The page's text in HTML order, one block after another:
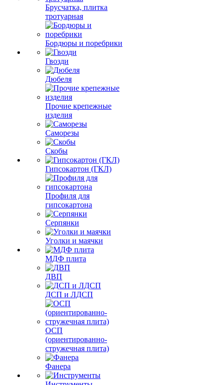
Брусчатка, плитка
тротуарная
Бордюры и поребрики
Гвозди
Дюбеля
Прочие крепежные
изделия
Саморезы
Скобы
Гипсокартон (ГКЛ)
Профиля для
гипсокартона
Серпянки
Уголки и маячки
МДФ плита
ДВП
ДСП и ЛДСП
ОСП
(ориентированно-
стружечная плита)
Фанера